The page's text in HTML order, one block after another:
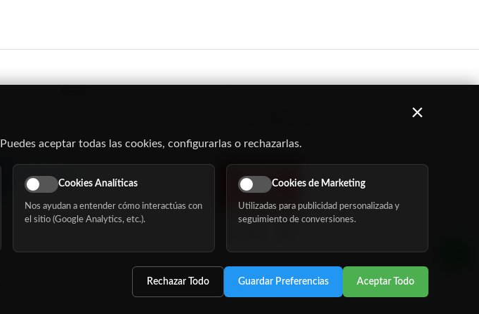
×
aceptar todas las cookies, configurarlas o rechazarlas.
Cookies Analíticas
Nos ayudan a entender cómo interactúas con
el sitio (Google Analytics, etc.).
Cookies de Marketing
Utilizadas para publicidad personalizada y
seguimiento de conversiones.
Rechazar Todo Guardar Preferencias Aceptar Todo